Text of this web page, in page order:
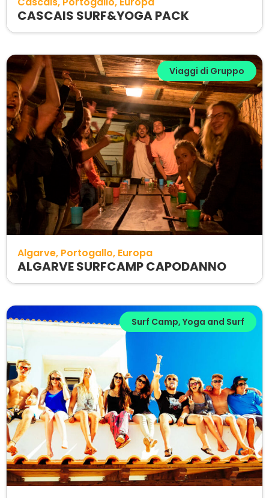
CASCAIS SURF&YOGA PACK
Viaggi di Gruppo
Algarve Portogallo Europa
ALGARVE SURFCAMP CAPODANNO
Surf Camp, Yoga and Surf